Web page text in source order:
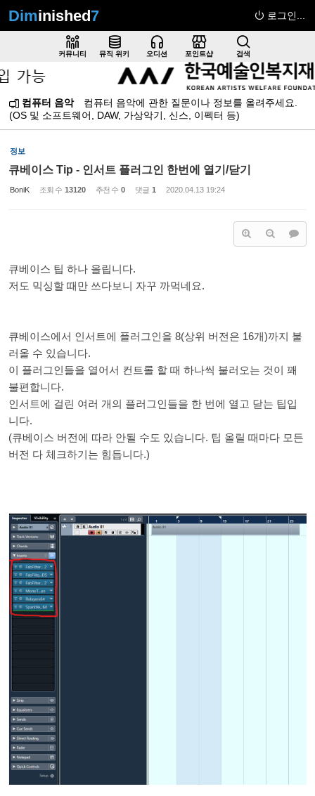
Diminished7 로그인...
커뮤니티 뮤직 위키 오디션 포인트샵 검색
컴퓨터 음악
컴퓨터 음악에 관한 질문이나 정보를 올려주세요.
(OS 및 소프트웨어, DAW, 가상악기, 신스, 이펙터 등)
정보
큐베이스 Tip - 인서트 플러그인 한번에 열기/닫기
BoniK 조회 수 13120 추천 수 0 댓글 1 2020.04.13 19:24
큐베이스 팁 하나 올립니다.
저도 믹싱할 때만 쓰다보니 자꾸 까먹네요.
큐베이스에서 인서트에 플러그인을 8(상위 버전은 16개)까지 불
러올 수 있습니다.
이 플러그인들을 열어서 컨트롤 할 때 하나씩 불러오는 것이 꽤
불편합니다.
인서트에 걸린 여러 개의 플러그인들을 한 번에 열고 닫는 팁입
니다.
(큐베이스 버전에 따라 안될 수도 있습니다. 팁 올릴 때마다 모든
버전 다 체크하기는 힘듭니다.)
Sketchbook5, 스케치북5
Sketchbook5, 스케치북5